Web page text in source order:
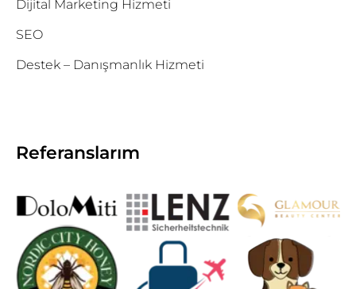
Dijital Marketing Hizmeti
SEO
Destek – Danışmanlık Hizmeti
Referanslarım